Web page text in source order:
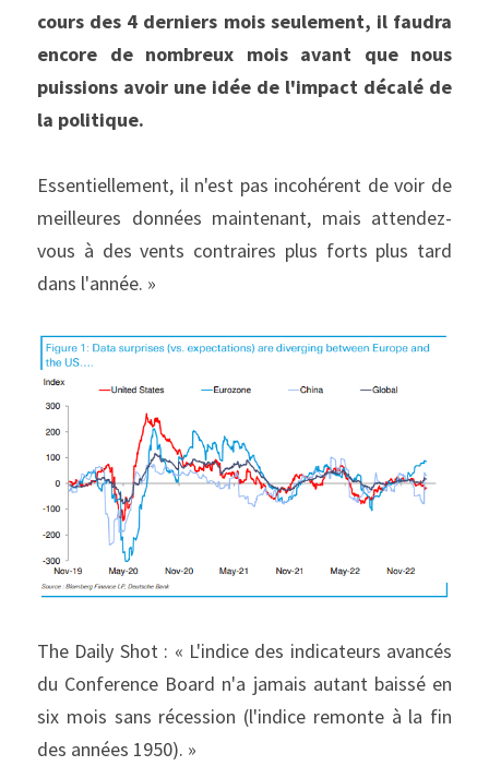
cours des 4 derniers mois seulement, il faudra
encore de nombreux mois avant que nous
puissions avoir une idée de l'impact décalé de
la politique.
Essentiellement, il n'est pas incohérent de voir de
meilleures données maintenant, mais attendez-
vous à des vents contraires plus forts plus tard
dans l'année. »
The Daily Shot : « L'indice des indicateurs avancés
du Conference Board n'a jamais autant baissé en
six mois sans récession (l'indice remonte à la fin
des années 1950). »